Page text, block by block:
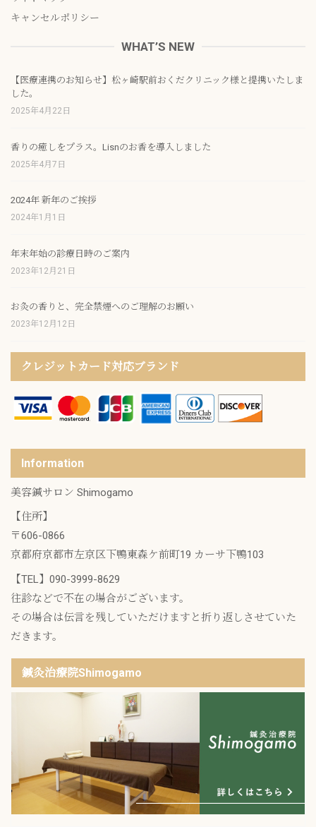
キャンセルポリシー
WHAT’S NEW
【医療連携のお知らせ】松ヶ崎駅前おくだクリニック様と提携いたしま
した。
2025年4月22日
香りの癒しをプラス。Lisnのお香を導入しました
2025年4月7日
2024年 新年のご挨拶
2024年1月1日
年末年始の診療日時のご案内
2023年12月21日
お灸の香りと、完全禁煙へのご理解のお願い
2023年12月12日
クレジットカード対応ブランド
Information
美容鍼サロン Shimogamo
【住所】
〒606-0866
京都府京都市左京区下鴨東森ケ前町19 カーサ下鴨103
【TEL】 090-3999-8629
往診などで不在の場合がございます。
その場合は伝言を残していただけますと折り返しさせていた
だきます。
鍼灸治療院Shimogamo